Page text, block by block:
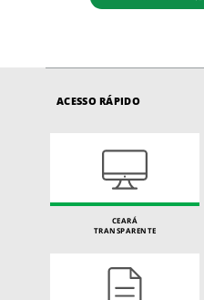
ACESSO RÁPIDO
CEARÁ
TRANSPARENTE